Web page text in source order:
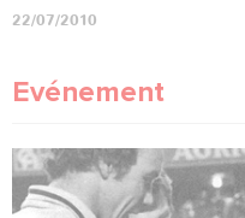
22/07/2010
Evénement